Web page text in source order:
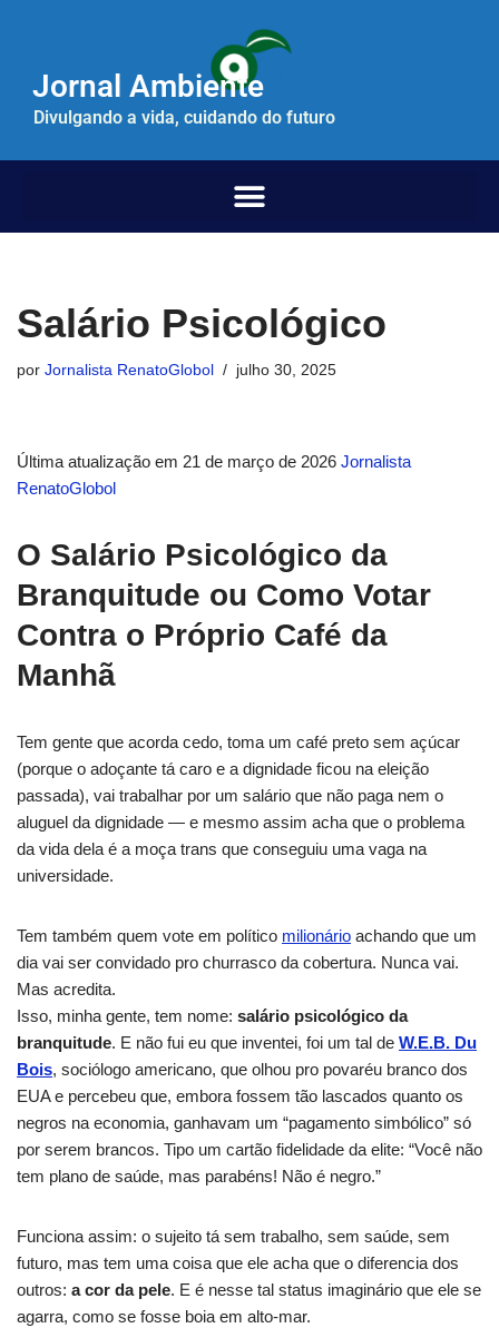
paraJornal Ambiente
Divulgando a vida, cuidando do futuro
Salário Psicológico
por Jornalista RenatoGlobol julho 30, 2025
Última atualização em 21 de março de 2026 Jornalista
RenatoGlobol
O Salário Psicológico da
Branquitude ou Como Votar
Contra o Próprio Café da
Manhã
Tem gente que acorda cedo, toma um café preto sem açúcar
(porque o adoçante tá caro e a dignidade ficou na eleição
passada), vai trabalhar por um salário que não paga nem o
aluguel da dignidade — e mesmo assim acha que o problema
da vida dela é a moça trans que conseguiu uma vaga na
universidade.
Tem também quem vote em político milionário achando que um
dia vai ser convidado pro churrasco da cobertura. Nunca vai.
Mas acredita.
Isso, minha gente, tem nome: salário psicológico da
branquitude. E não fui eu que inventei, foi um tal de W.E.B. Du
Bois, sociólogo americano, que olhou pro povaréu branco dos
EUA e percebeu que, embora fossem tão lascados quanto os
negros na economia, ganhavam um “pagamento simbólico” só
por serem brancos. Tipo um cartão fidelidade da elite: “Você não
tem plano de saúde, mas parabéns! Não é negro.”
Funciona assim: o sujeito tá sem trabalho, sem saúde, sem
futuro, mas tem uma coisa que ele acha que o diferencia dos
outros: a cor da pele. E é nesse tal status imaginário que ele se
agarra, como se fosse boia em alto-mar.